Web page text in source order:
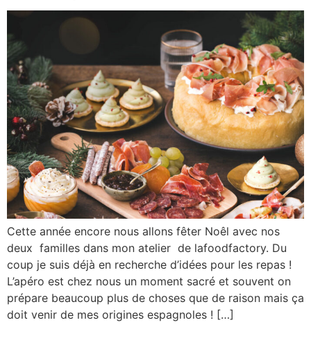
Cette année encore nous allons fêter Noêl avec nos
deux familles dans mon atelier de lafoodfactory. Du
coup je suis déjà en recherche d’idées pour les repas !
L’apéro est chez nous un moment sacré et souvent on
prépare beaucoup plus de choses que de raison mais ça
doit venir de mes origines espagnoles ! […]